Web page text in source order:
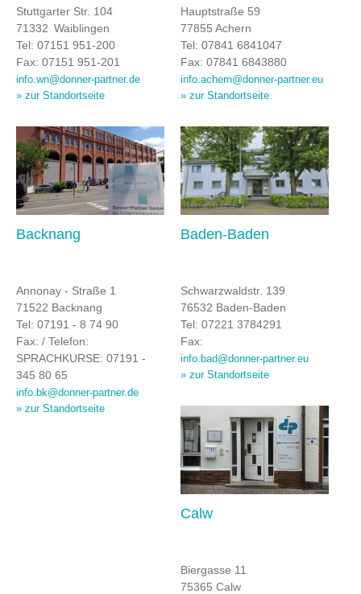
Stuttgarter Str. 104
71332 Waiblingen
Tel: 07151 951-200
Fax: 07151 951-201
info.wn@donner-partner.de
» zur Standortseite
Hauptstraße 59
77855 Achern
Tel: 07841 6841047
Fax: 07841 6843880
info.achern@donner-partner.eu
» zur Standortseite
Backnang
Annonay - Straße 1
71522 Backnang
Tel: 07191 - 8 74 90
Fax: / Telefon:
SPRACHKURSE: 07191 -
345 80 65
info.bk@donner-partner.de
» zur Standortseite
Baden-Baden
Schwarzwaldstr. 139
76532 Baden-Baden
Tel: 07221 3784291
Fax:
info.bad@donner-partner.eu
» zur Standortseite
Calw
Biergasse 11
75365 Calw